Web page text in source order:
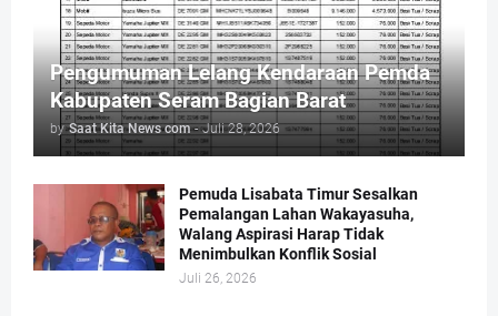
Pengumuman Lelang Kendaraan Pemda
Kabupaten Seram Bagian Barat
by Saat Kita News com - Juli 28, 2026
Pemuda Lisabata Timur Sesalkan
Pemalangan Lahan Wakayasuha,
Walang Aspirasi Harap Tidak
Menimbulkan Konflik Sosial
Juli 26, 2026